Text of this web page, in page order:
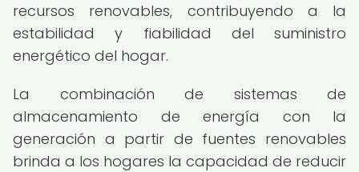
recursos renovables, contribuyendo a la
estabilidad y fiabilidad del suministro
energético del hogar.
La combinación de sistemas de
almacenamiento de energía con la
generación a partir de fuentes renovables
brinda a los hogares la capacidad de reducir